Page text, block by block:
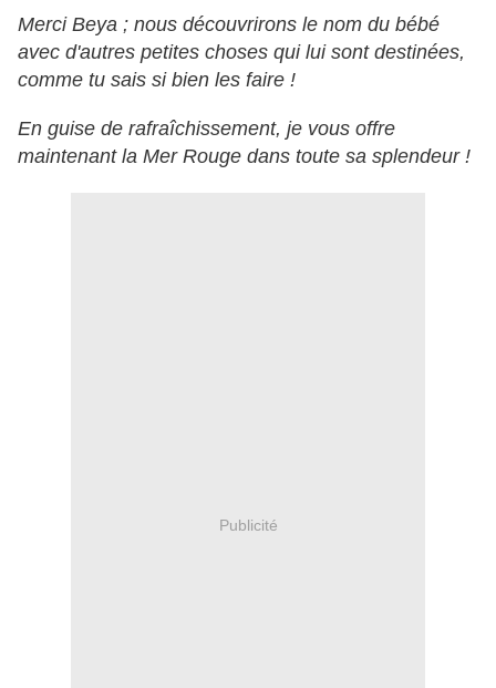
Merci Beya ; nous découvrirons le nom du bébé
avec d'autres petites choses qui lui sont destinées,
comme tu sais si bien les faire !
En guise de rafraîchissement, je vous offre
maintenant la Mer Rouge dans toute sa splendeur !
Publicité